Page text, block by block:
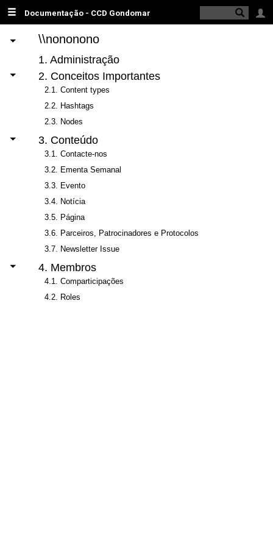
Documentação - CCD Gondomar
\\nononono
1. Administração
2. Conceitos Importantes
2.1. Content types
2.2. Hashtags
2.3. Nodes
3. Conteúdo
3.1. Contacte-nos
3.2. Ementa Semanal
3.3. Evento
3.4. Notícia
3.5. Página
3.6. Parceiros, Patrocinadores e Protocolos
3.7. Newsletter Issue
4. Membros
4.1. Comparticipações
4.2. Roles